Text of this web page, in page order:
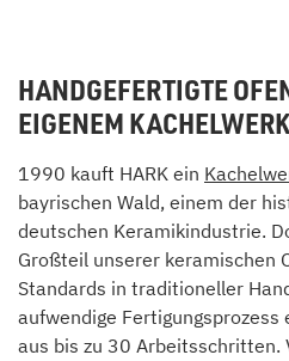
HANDGEFERTIGTE
EIGENEM KACHELWERK
1990 kauft HARK ein
bayrischen Wald, einem der
deutschen Keramikindustrie.
Großteil unserer keramischen
Standards in traditioneller
aufwendige
aus bis zu 30 Arbeitsschritten.